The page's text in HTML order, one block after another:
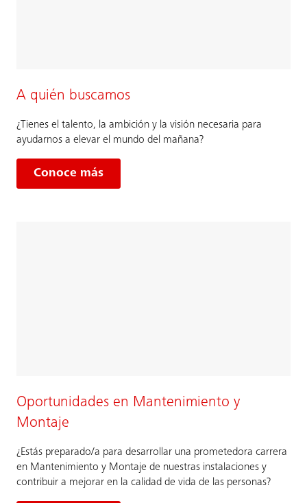
A quién buscamos
¿Tienes el talento, la ambición y la visión necesaria para
ayudarnos a elevar el mundo del mañana?
Conoce más
Oportunidades en Mantenimiento y
Montaje
¿Estás preparado/a para desarrollar una prometedora carrera
en Mantenimiento y Montaje de nuestras instalaciones y
contribuir a mejorar en la calidad de vida de las personas?